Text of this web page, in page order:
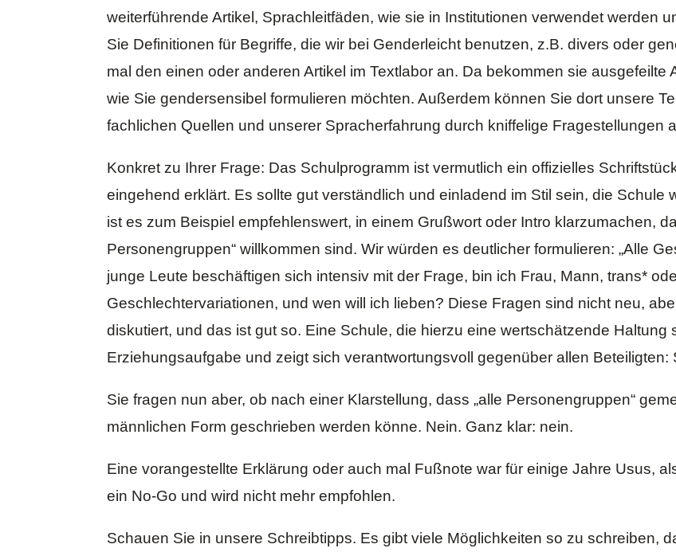
weiterführende Artikel, Sprachleitfäden, wie sie in Institutionen verwendet werden
Sie Definitionen für Begriffe, die wir bei Genderleicht benutzen, z.B. divers oder
mal den einen oder anderen Artikel imTextlabor an. Da bekommen sie ausgefeilte
wie Sie gendersensibel formulieren möchten. Außerdem können Sie dort unsere
fachlichen Quellen und unserer Spracherfahrung durch kniffelige Fragestellungen
Konkret zu Ihrer Frage: Das Schulprogramm ist vermutlich ein offizielles
eingehend erklärt. Es sollte gut verständlich und einladend im Stil sein, die Schule
ist es zum Beispiel empfehlenswert, in einem Grußwort oder Intro klarzumachen,
Personengruppen“ willkommen sind. Wir würden es deutlicher formulieren: „Alle
junge Leute beschäftigen sich intensiv mit der Frage, bin ich Frau, Mann, trans*
Geschlechtervariationen, und wen will ich lieben? Diese Fragen sind nicht neu,
diskutiert, und das ist gut so. Eine Schule, die hierzu eine wertschätzende Haltung
Erziehungsaufgabe und zeigt sich verantwortungsvoll gegenüber allen
Sie fragen nun aber, ob nach einer Klarstellung, dass „alle Personengruppen“
männlichen Form geschrieben werden könne. Nein. Ganz klar: nein.
Eine vorangestellte Erklärung oder auch mal Fußnote war für einige Jahre Usus,
ein No-Go und wird nicht mehr empfohlen.
Schauen Sie in unsere Schreibtipps. Es gibt viele Möglichkeiten so zu schreiben,